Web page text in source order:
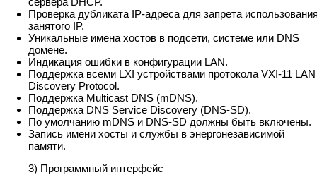
Проверка дубликата IP-адреса для запрета
занятого IP.
Уникальные имена хостов в подсети, системе или DNS
домене.
Индикация ошибки в конфигурации LAN.
Поддержка всеми LXI устройствами протокола VXI-11 LAN
Discovery Protocol.
Поддержка Multicast DNS (mDNS).
Поддержка DNS Service Discovery (DNS-SD).
По умолчанию mDNS и DNS-SD должны быть включены.
Запись имени хосты и службы в энергонезависимой
памяти.
3) Программный интерфейс